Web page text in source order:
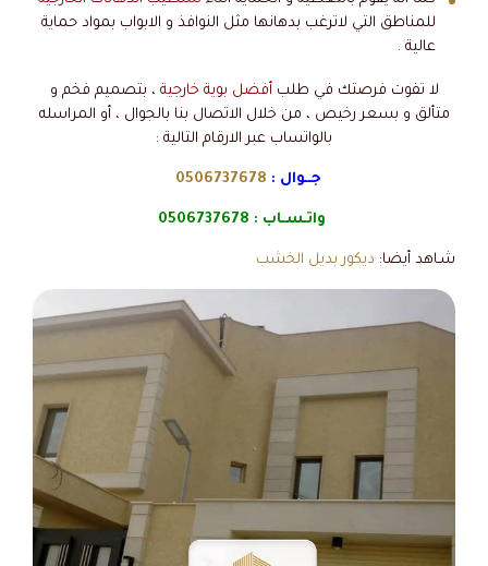
للمناطق التي لاترغب بدهانها مثل النوافذ و الابواب بمواد حماية
عالية .
لا تفوت فرصتك في طلب أفضل بوية خارجية ، بتصميم فخم و
متألق و بسعر رخيص ، من خلال الاتصال بنا بالجوال ، أو المراسله
بالواتساب عبر الارقام التالية :
جــوال : 0506737678
واتـسـاب : 0506737678
شـاهد أيضا: ديكور بديل الخشب